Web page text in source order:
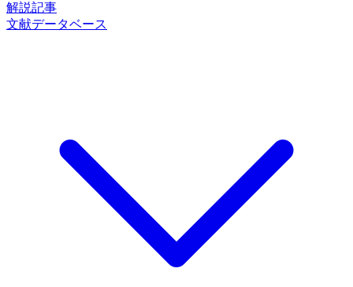
解説記事
文献データベース